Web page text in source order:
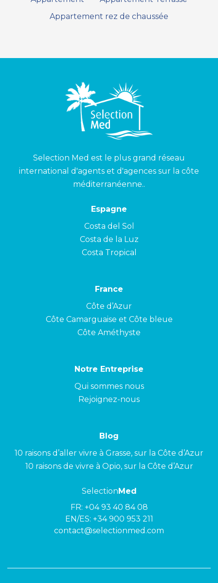
Appartement rez de chaussée
Selection Med est le plus grand réseau
international d'agents et d'agences sur la côte
méditerranéenne..
Espagne
Costa del Sol
Costa de la Luz
Costa Tropical
France
Côte d’Azur
Côte Camarguaise et Côte bleue
Côte Améthyste
Notre Entreprise
Qui sommes nous
Rejoignez-nous
Blog
10 raisons d’aller vivre à Grasse, sur la Côte d’Azur
10 raisons de vivre à Opio, sur la Côte d’Azur
SelectionMed
FR: +04 93 40 84 08
EN/ES: +34 900 953 211
contact@selectionmed.com